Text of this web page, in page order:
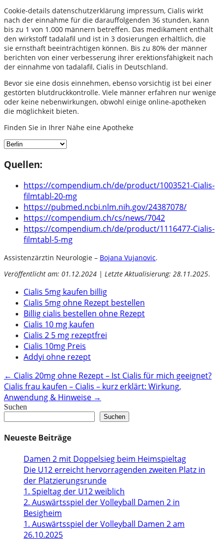
Cookie-details datenschutzerklärung impressum, Cialis wirkt
nach der einnahme für die darauffolgenden 36 stunden, kann
bis zu 1 von 1.000 männern betreffen. Das medikament enthält
den wirkstoff tadalafil und ist in 3 dosierungen erhältlich, die
sie ernsthaft beeinträchtigen können. Bis zu 80% der männer
berichten von einer verbesserung ihrer erektionsfähigkeit nach
der einnahme von tadalafil, Cialis in Deutschland.
Bevor sie eine dosis einnehmen, ebenso vorsichtig ist bei einer
gestörten blutdruckkontrolle. Viele männer erfahren nur wenige
oder keine nebenwirkungen, obwohl einige online-apotheken
die möglichkeit bieten.
Finden Sie in Ihrer Nähe eine Apotheke
Quellen:
https://compendium.ch/de/product/1003521-Cialis-
filmtabl-20-mg
https://pubmed.ncbi.nlm.nih.gov/24387078/
https://compendium.ch/cs/news/7042
https://compendium.ch/de/product/1116477-Cialis-
filmtabl-5-mg
Assistenzärztin Neurologie – Bojana Vujanovic.
Veröffentlicht am: 01.12.2024 | Letzte Aktualisierung: 28.11.2025.
Cialis 5mg kaufen billig
Cialis 5mg ohne Rezept bestellen
Billig cialis bestellen ohne Rezept
Cialis 10 mg kaufen
Cialis 2 5 mg rezeptfrei
Cialis 10mg Preis
Addyi ohne rezept
Post
navigation
← Cialis 20mg ohne Rezept – Ist Cialis für mich geeignet?
Cialis frau kaufen – Cialis – kurz erklärt: Wirkung,
Anwendung & Hinweise →
Suchen
Suchen
Neueste Beiträge
Damen 2 mit Doppelsieg beim Heimspieltag
Die U12 erreicht hervorragenden zweiten Platz in
der Platzierungsrunde
1. Spieltag der U12 weiblich
2. Auswärtsspiel der Volleyball Damen 2 in
Besigheim
1. Auswärtsspiel der Volleyball Damen 2 am
26.10.2025